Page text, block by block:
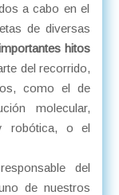
a cabo en el
de diversas
hitos
del recorrido,
como el de
molecular,
robótica, o el
del
de nuestros